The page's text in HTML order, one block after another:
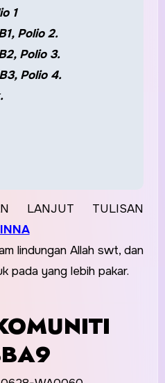
1
Polio 2.
Polio 3.
Polio 4.
LANJUT TULISAN
lindungan Allah swt, dan
pada yang lebih pakar.